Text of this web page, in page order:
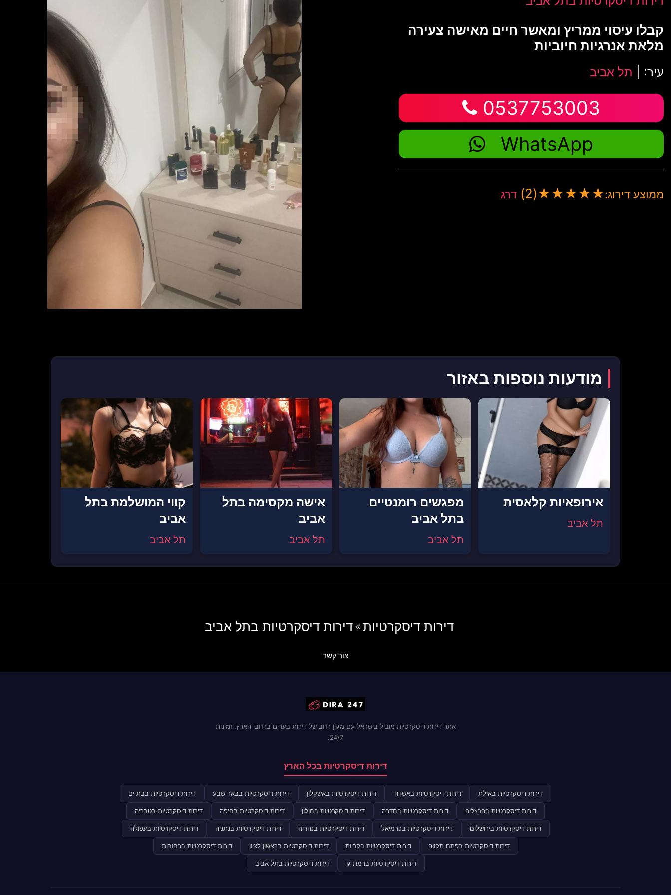
קבלו עיסוי ממריץ ומאשר חיים מאישה צעירה
מלאת אנרגיות חיוביות
עיר: | תל אביב
0537753003
WhatsApp
ממוצע דירוג:★
★
★
★
★
(2) דרג
מודעות נוספות באזור
אירופאיות קלאסית
תל אביב
מפגשים רומנטיים
בתל אביב
תל אביב
אישה מקסימה בתל
אביב
תל אביב
קווי המושלמת בתל
אביב
תל אביב
דירות דיסקרטיות דירות דיסקרטיות בתל אביב
צור קשר
אתר דירות דיסקרטיות מוביל בישראל עם מגוון רחב של דירות בערים ברחבי הארץ. זמינות
24/7.
דירות דיסקרטיות בכל הארץ
דירות דיסקרטיות באילת דירות דיסקרטיות באשדוד דירות דיסקרטיות באשקלון דירות דיסקרטיות בבאר שבע דירות דיסקרטיות בבת ים
דירות דיסקרטיות בהרצליה דירות דיסקרטיות בחדרה דירות דיסקרטיות בחולון דירות דיסקרטיות בחיפה דירות דיסקרטיות בטבריה
דירות דיסקרטיות בירושלים דירות דיסקרטיות בכרמיאל דירות דיסקרטיות בנהריה דירות דיסקרטיות בנתניה דירות דיסקרטיות בעפולה
דירות דיסקרטיות בפתח תקווה דירות דיסקרטיות בקריות דירות דיסקרטיות בראשון לציון דירות דיסקרטיות ברחובות
דירות דיסקרטיות ברמת גן דירות דיסקרטיות בתל אביב